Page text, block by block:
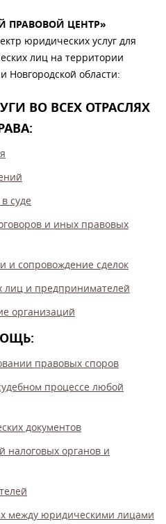
ПРАВОВОЙ ЦЕНТР»
юридических услуг для
лиц на территории
Новгородской области:
ВО ВСЕХ ОТРАСЛЯХ
суде
и иных правовых
и сопровождение сделок
лиц и предпринимателей
организаций
правовых споров
процессе любой
документов
органов и
между юридическими лицами